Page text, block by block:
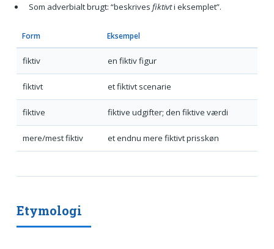
Som adverbialt brugt: “beskrives fiktivti eksemplet”.
Form Eksempel
fiktiv en fiktiv figur
fiktivt et fiktivt scenarie
fiktive fiktive udgifter; den fiktive værdi
mere/mest fiktiv et endnu mere fiktivt prisskøn
Etymologi